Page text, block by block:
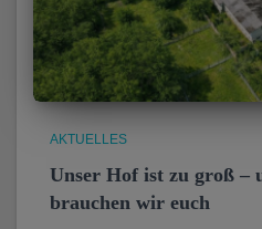
AKTUELLES
Unser Hof ist zu groß –
brauchen wir euch